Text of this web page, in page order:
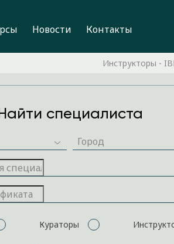
Новости Контакты
Инструкторы -
специалиста
Кураторы